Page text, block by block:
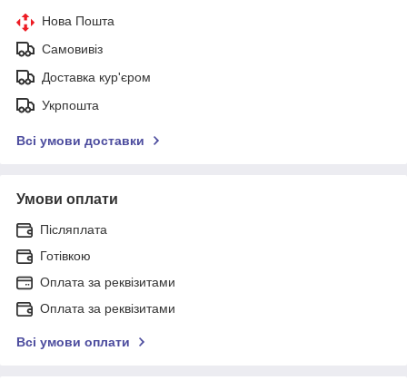
Нова Пошта
Самовивіз
Доставка кур'єром
Укрпошта
Всі умови доставки
Умови оплати
Післяплата
Готівкою
Оплата за реквізитами
Оплата за реквізитами
Всі умови оплати